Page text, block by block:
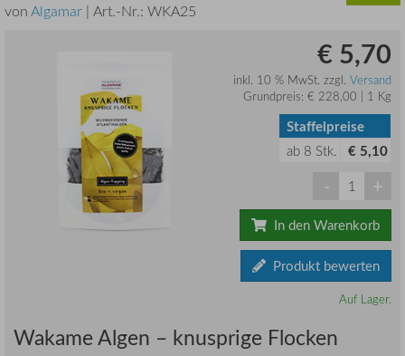
vonAlgamar | Art.-Nr.: WKA25
€ 5,70
inkl. 10 % MwSt. zzgl. Versand
Grundpreis: € 228,00 | 1 Kg
Staffelpreise
ab 8 Stk. € 5,10
- +
In den Warenkorb
Produkt bewerten
Auf Lager.
Wakame Algen – knusprige Flocken